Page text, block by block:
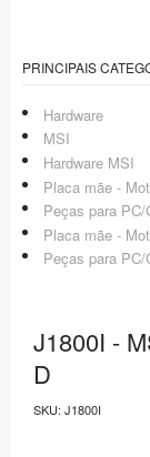
PRINCIPAIS
Hardware
MSI
Hardware MSI
Placa mãe -
Peças para PC/
Placa mãe -
Peças para
J1800I -
D
SKU: J1800I